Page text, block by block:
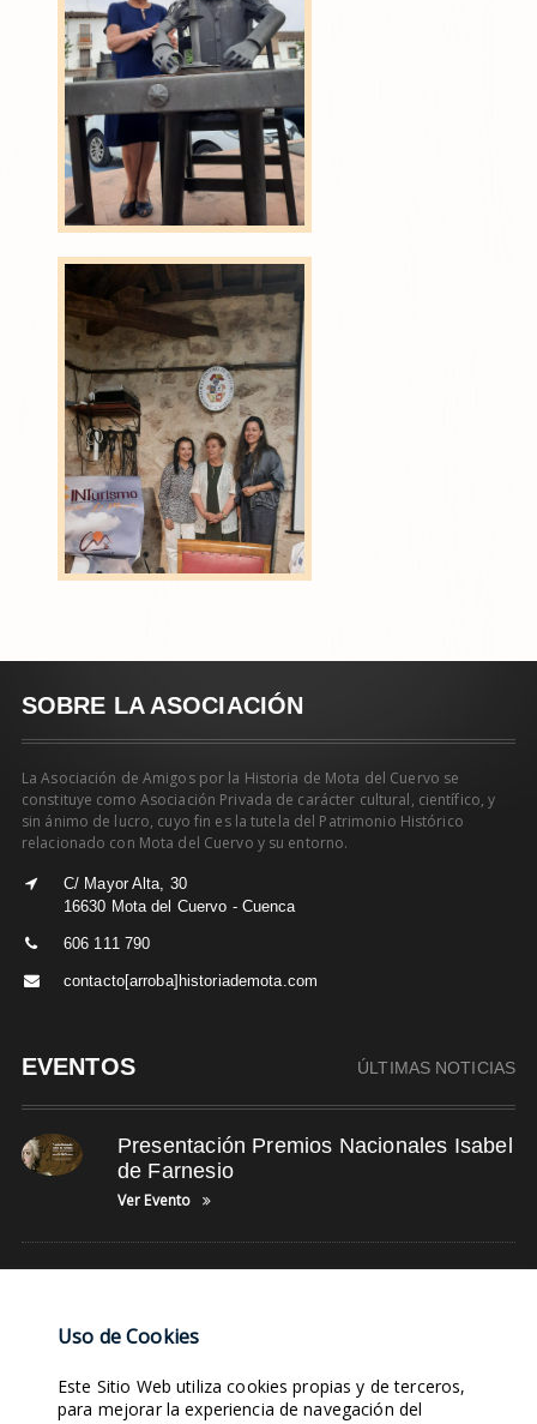
SOBRE LA ASOCIACIÓN
La Asociación de Amigos por la Historia de Mota del Cuervo se
constituye como Asociación Privada de carácter cultural, científico, y
sin ánimo de lucro, cuyo fin es la tutela del Patrimonio Histórico
relacionado con Mota del Cuervo y su entorno.
C/ Mayor Alta, 30
16630 Mota del Cuervo - Cuenca
606 111 790
contacto[arroba]historiademota.com
EVENTOS ÚLTIMAS NOTICIAS
Presentación Premios Nacionales Isabel
de Farnesio
Ver Evento
NUBE DE TAGS
Uso de Cookies
Este Sitio Web utiliza cookies propias y de terceros,
para mejorar la experiencia de navegación del